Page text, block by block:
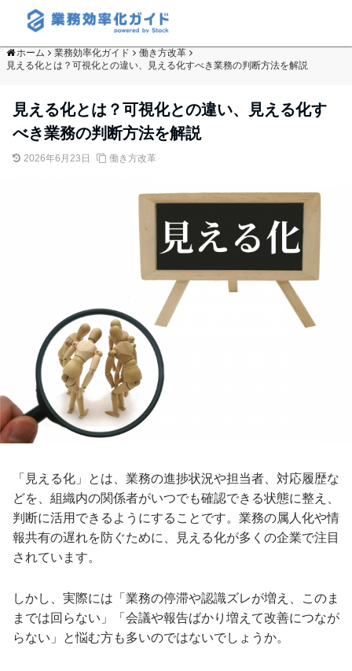
ホーム 業務効率化ガイド
働き方改革
見える化とは？可視化との違い、見える化すべき業務の判断方法を解説
見える化とは？可視化との違い、見える化す
べき業務の判断方法を解説
2026年6月23日 働き方改革
「見える化」とは、業務の進捗状況や担当者、対応履歴な
どを、組織内の関係者がいつでも確認できる状態に整え、
判断に活用できるようにすることです。業務の属人化や情
報共有の遅れを防ぐために、見える化が多くの企業で注目
されています。
しかし、実際には「業務の停滞や認識ズレが増え、このま
までは回らない」「会議や報告ばかり増えて改善につなが
らない」と悩む方も多いのではないでしょうか。